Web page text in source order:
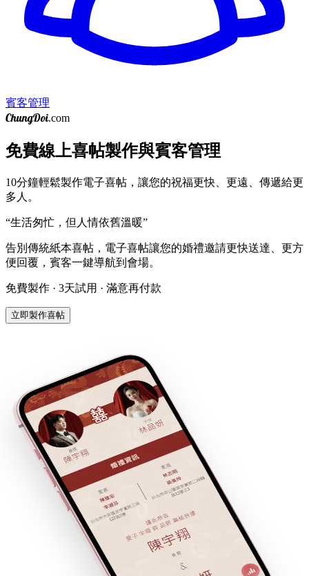
賓客管理
ChungDoi.com
免費線上喜帖製作與賓客管理
10分鐘輕鬆製作電子喜帖，讓您的祝福更快、更遠、傳遞給更
多人。
“生活匆忙，但人情依舊溫暖”
告別傳統紙本喜帖，電子喜帖讓您的婚禮邀請更快送達、更方
便回覆，賓客一鍵導航到會場。
免費製作 · 3天試用 · 滿意再付款
立即製作喜帖